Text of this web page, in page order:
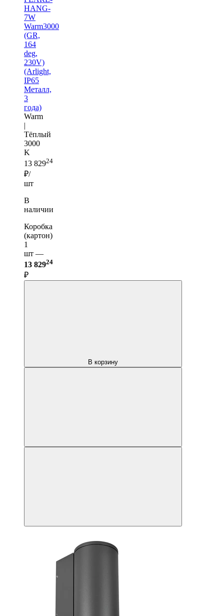
HANG-
7W
Warm3000
(GR,
164
deg,
230V)
(Arlight,
IP65
Металл,
3
года)
Warm
|
Тёплый
3000
K
13 82924
₽/
шт
В
наличии
Коробка
(картон)
1
шт —
13 82924
₽
В корзину